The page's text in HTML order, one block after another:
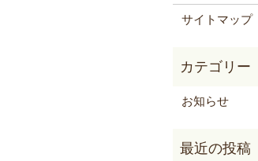
サイトマップ
お知らせ